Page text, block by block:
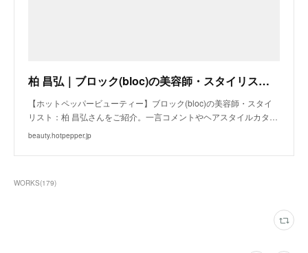
柏 昌弘｜ブロック(bloc)の美容師・スタイリスト｜ホットペッパービューティー
【ホットペッパービューティー】ブロック(bloc)の美容師・スタイ
リスト：柏 昌弘さんをご紹介。一言コメントやヘアスタイルカタ…
beauty.hotpepper.jp
WORKS(179)